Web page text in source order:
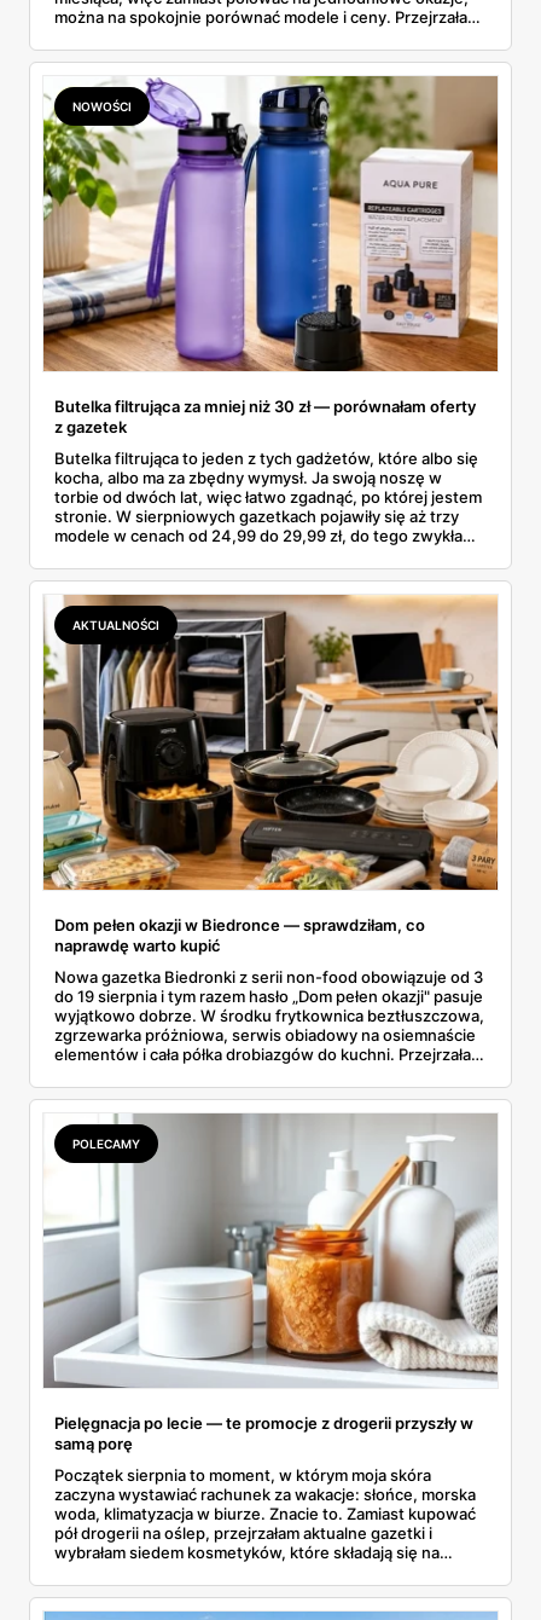
można na spokojnie porównać modele i ceny. Przejrzałam
znalazłam, z cenami i terminami.
NOWOŚCI
Butelka filtrująca za mniej niż 30 zł — porównałam oferty
z gazetek
Butelka filtrująca to jeden z tych gadżetów, które albo się
kocha, albo ma za zbędny wymysł. Ja swoją noszę w
torbie od dwóch lat, więc łatwo zgadnąć, po której jestem
stronie. W sierpniowych gazetkach pojawiły się aż trzy
modele w cenach od 24,99 do 29,99 zł, do tego zwykła
wszystkie oferty i policzyłam, kiedy taki zakup faktycznie
się opłaca.
AKTUALNOŚCI
Dom pełen okazji w Biedronce — sprawdziłam, co
naprawdę warto kupić
Nowa gazetka Biedronki z serii non-food obowiązuje od 3
do 19 sierpnia i tym razem hasło „Dom pełen okazji" pasuje
wyjątkowo dobrze. W środku frytkownica beztłuszczowa,
zgrzewarka próżniowa, serwis obiadowy na osiemnaście
elementów i cała półka drobiazgów do kuchni. Przejrzałam
się przy półce z samego rana.
POLECAMY
Pielęgnacja po lecie — te promocje z drogerii przyszły w
samą porę
Początek sierpnia to moment, w którym moja skóra
zaczyna wystawiać rachunek za wakacje: słońce, morska
woda, klimatyzacja w biurze. Znacie to. Zamiast kupować
pół drogerii na oślep, przejrzałam aktualne gazetki i
wybrałam siedem kosmetyków, które składają się na
dermokosmetyki Vichy. Wszystkie ceny sprawdziłam w
ofertach, terminy też.